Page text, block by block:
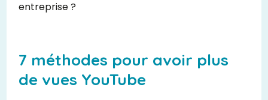
entreprise ?
7 méthodes pour avoir plus
de vues YouTube